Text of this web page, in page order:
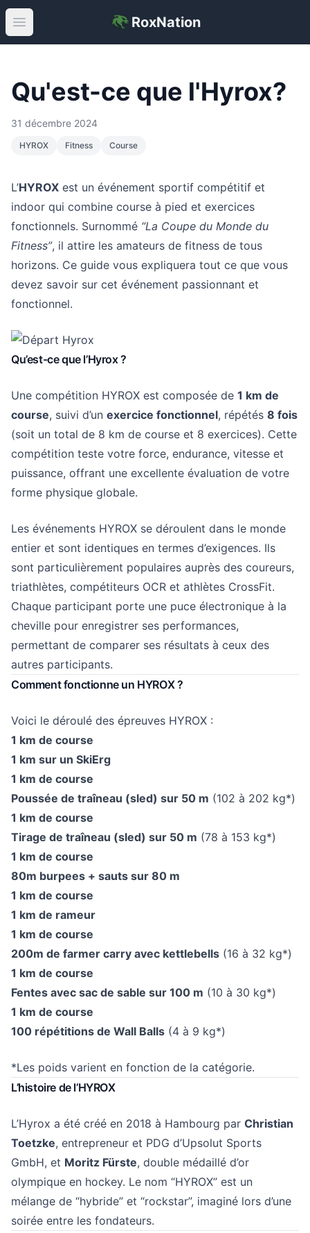
Open main menu RoxNation
Qu'est-ce que l'Hyrox?
31 décembre 2024
HYROX Fitness Course
L’HYROX est un événement sportif compétitif et
indoor qui combine course à pied et exercices
fonctionnels. Surnommé “La Coupe du Monde du
Fitness”, il attire les amateurs de fitness de tous
horizons. Ce guide vous expliquera tout ce que vous
devez savoir sur cet événement passionnant et
fonctionnel.
Qu’est-ce que l’Hyrox ?
Une compétition HYROX est composée de 1 km de
course, suivi d’un exercice fonctionnel, répétés 8 fois
(soit un total de 8 km de course et 8 exercices). Cette
compétition teste votre force, endurance, vitesse et
puissance, offrant une excellente évaluation de votre
forme physique globale.
Les événements HYROX se déroulent dans le monde
entier et sont identiques en termes d’exigences. Ils
sont particulièrement populaires auprès des coureurs,
triathlètes, compétiteurs OCR et athlètes CrossFit.
Chaque participant porte une puce électronique à la
cheville pour enregistrer ses performances,
permettant de comparer ses résultats à ceux des
autres participants.
Comment fonctionne un HYROX ?
Voici le déroulé des épreuves HYROX :
1 km de course
1 km sur un SkiErg
1 km de course
Poussée de traîneau (sled) sur 50 m (102 à 202 kg*)
1 km de course
Tirage de traîneau (sled) sur 50 m (78 à 153 kg*)
1 km de course
80m burpees + sauts sur 80 m
1 km de course
1 km de rameur
1 km de course
200m de farmer carry avec kettlebells (16 à 32 kg*)
1 km de course
Fentes avec sac de sable sur 100 m (10 à 30 kg*)
1 km de course
100 répétitions de Wall Balls (4 à 9 kg*)
*Les poids varient en fonction de la catégorie.
L’histoire de l’HYROX
L’Hyrox a été créé en 2018 à Hambourg par Christian
Toetzke, entrepreneur et PDG d’Upsolut Sports
GmbH, et Moritz Fürste, double médaillé d’or
olympique en hockey. Le nom “HYROX” est un
mélange de “hybride” et “rockstar”, imaginé lors d’une
soirée entre les fondateurs.